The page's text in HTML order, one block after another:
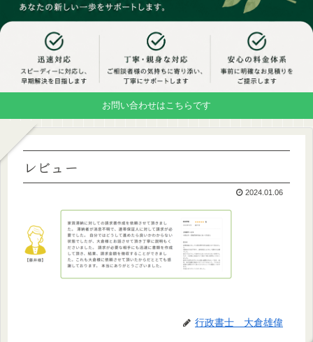
お問い合わせはこちらです
レビュー
2024.01.06
行政書士 大倉雄偉